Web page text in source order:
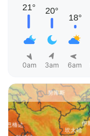
0am 3am 6am